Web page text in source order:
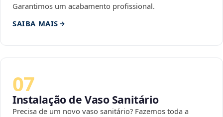
Garantimos um acabamento profissional.
SAIBA MAIS
07
Instalação de Vaso Sanitário
Precisa de um novo vaso sanitário? Fazemos toda a